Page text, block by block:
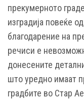
прекумерното
изградија повеќе
благодарение на
речиси е
донесените
што уредно имаат
градбите во Стар